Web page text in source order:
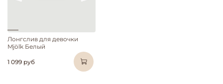
Лонгслив для девочки
Mjölk Белый
1 099 руб